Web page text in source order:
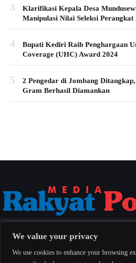
We value your privacy
We use cookies to enhance your browsing
3
Klarifikasi Kepala Desa
Manipulasi Nilai Seleksi Perangkat
4
Bupati Kediri Raih Penghargaan
Coverage (UHC) Award 2024
5
2 Pengedar di Jombang
Gram Berhasil Diamankan
berimbang untuk seluruh masyarakat Indonesia.